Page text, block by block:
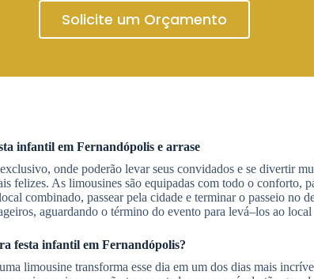
Solicite um Orçamento
infantil em Fernandópolis e arrase
onde poderão levar seus convidados e se divertir
felizes. As limousines são equipadas com todo o conforto,
combinado, passear pela cidade e terminar o passeio no
aguardando o término do evento para levá–los ao
festa infantil em Fernandópolis?
limousine transforma esse dia em um dos dias mais